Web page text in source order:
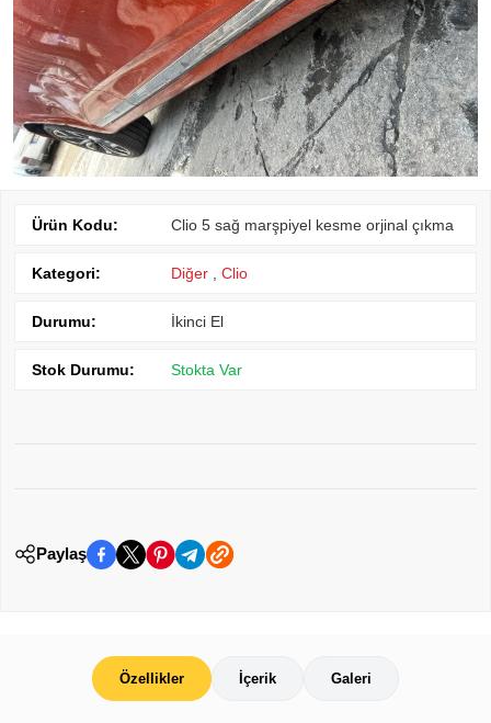
Ürün Kodu: Clio 5 sağ marşpiyel kesme orjinal çıkma
Kategori: Diğer Clio
Durumu: İkinci El
Stok Durumu: Stokta Var
Paylaş
Özellikler İçerik Galeri